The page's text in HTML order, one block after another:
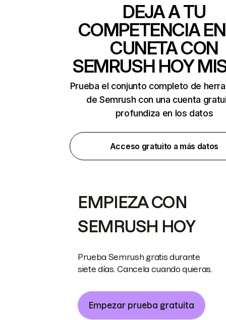
DEJA A TU
COMPETENCIA
CUNETA CON
SEMRUSH HOY
Prueba el conjunto completo de
de Semrush con una cuenta
profundiza en los datos
Acceso gratuito a más datos
EMPIEZA CON
SEMRUSH HOY
Prueba Semrush gratis durante
siete días. Cancela cuando quieras.
Empezar prueba gratuita